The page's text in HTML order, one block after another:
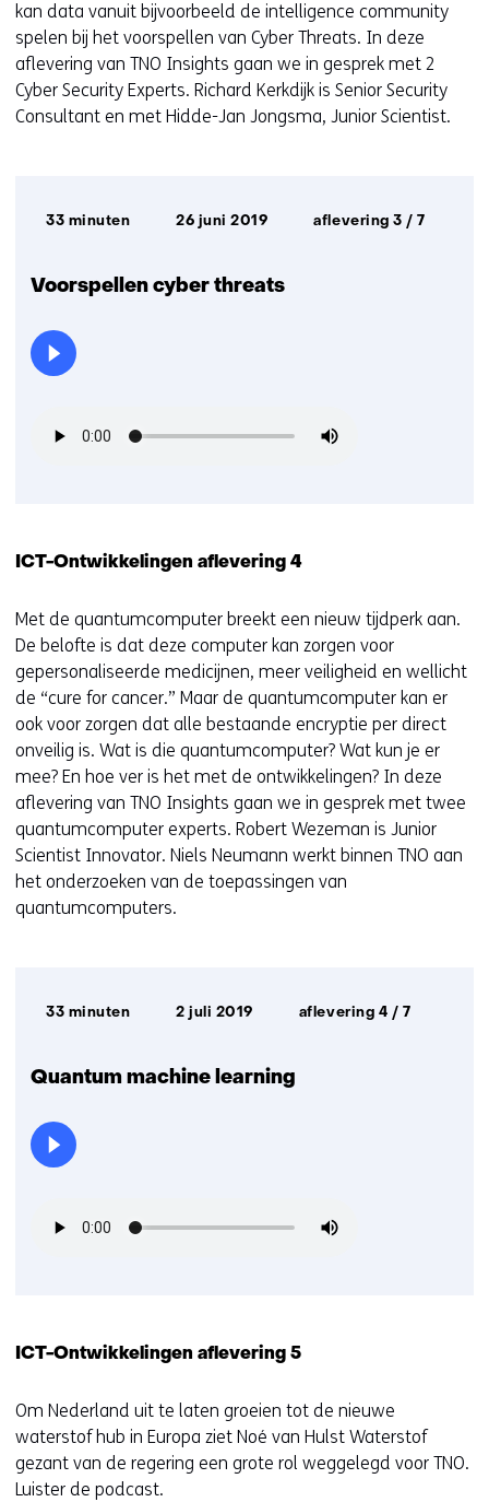
kan data vanuit bijvoorbeeld de intelligence community
spelen bij het voorspellen van Cyber Threats. In deze
aﬂevering van TNO Insights gaan we in gesprek met 2
Cyber Security Experts. Richard Kerkdijk is Senior Security
Consultant en met Hidde-Jan Jongsma, Junior Scientist.
Afspeelduur:
33 minuten
Datum
26 juni 2019 aflevering 3 / 7
Voorspellen cyber threats
ICT-Ontwikkelingen aflevering 4
Met de quantumcomputer breekt een nieuw tijdperk aan.
De belofte is dat deze computer kan zorgen voor
gepersonaliseerde medicijnen, meer veiligheid en wellicht
de “cure for cancer.” Maar de quantumcomputer kan er
ook voor zorgen dat alle bestaande encryptie per direct
onveilig is. Wat is die quantumcomputer? Wat kun je er
mee? En hoe ver is het met de ontwikkelingen? In deze
aﬂevering van TNO Insights gaan we in gesprek met twee
quantumcomputer experts. Robert Wezeman is Junior
Scientist Innovator. Niels Neumann werkt binnen TNO aan
het onderzoeken van de toepassingen van
quantumcomputers.
Afspeelduur:
33 minuten
Datum
2 juli 2019 aflevering 4 / 7
Quantum machine learning
ICT-Ontwikkelingen aflevering 5
Om Nederland uit te laten groeien tot de nieuwe
waterstof hub in Europa ziet Noé van Hulst Waterstof
gezant van de regering een grote rol weggelegd voor TNO.
Luister de podcast.